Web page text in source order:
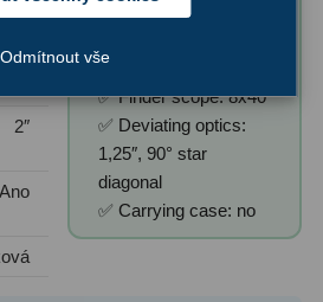
160x
2″
Ano
SPL 25mm
✅ Finder scope: 8x40
✅ Deviating optics:
1,25″, 90° star
diagonal
✅ Carrying case: no
Odmítnout vše